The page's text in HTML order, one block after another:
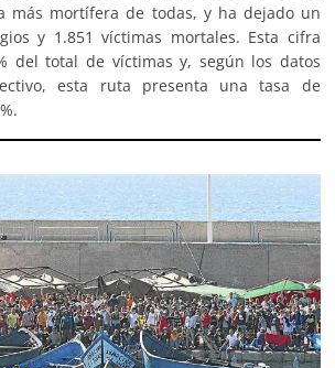
más mortífera de todas, y ha dejado un
y 1.851 víctimas mortales. Esta cifra
del total de víctimas y, según los datos
esta ruta presenta una tasa de